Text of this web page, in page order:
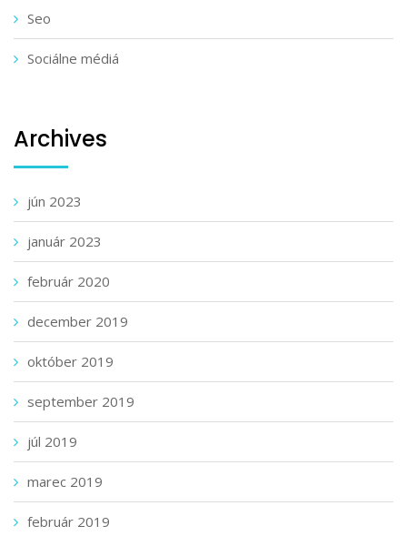
Seo
Sociálne médiá
Archives
jún 2023
január 2023
február 2020
december 2019
október 2019
september 2019
júl 2019
marec 2019
február 2019